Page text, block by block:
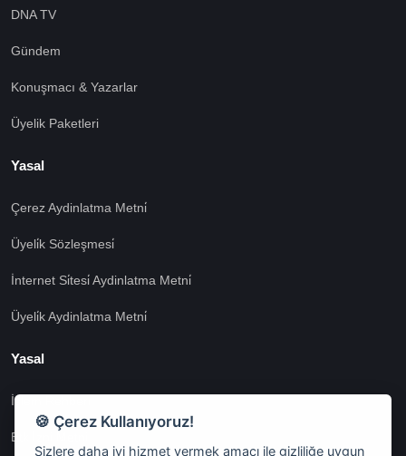
DNA TV
Gündem
Konuşmacı & Yazarlar
Üyelik Paketleri
Yasal
Çerez Aydinlatma Metni̇
Üyeli̇k Sözleşmesi̇
İnternet Si̇tesi̇ Aydinlatma Metni̇
Üyeli̇k Aydinlatma Metni̇
Yasal
İşlem Rehberi̇
Etk İzni̇ Metni̇
🍪 Çerez Kullanıyoruz!
Sizlere daha iyi hizmet vermek amacı ile gizliliğe uygun